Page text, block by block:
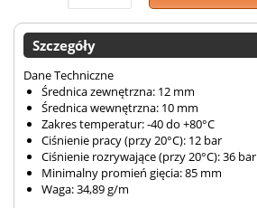
Szczegóły
Dane Techniczne
Średnica zewnętrzna: 12 mm
Średnica wewnętrzna: 10 mm
Zakres temperatur: -40 do +80°C
Ciśnienie pracy (przy 20°C): 12 bar
Ciśnienie rozrywające (przy 20°C): 36 bar
Minimalny promień gięcia: 85 mm
Waga: 34,89 g/m